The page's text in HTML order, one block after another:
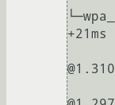
+21ms